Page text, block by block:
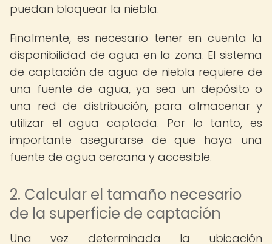
puedan bloquear la niebla.
Finalmente, es necesario tener en cuenta la
disponibilidad de agua en la zona. El sistema
de captación de agua de niebla requiere de
una fuente de agua, ya sea un depósito o
una red de distribución, para almacenar y
utilizar el agua captada. Por lo tanto, es
importante asegurarse de que haya una
fuente de agua cercana y accesible.
2. Calcular el tamaño necesario
de la superficie de captación
Una vez determinada la ubicación